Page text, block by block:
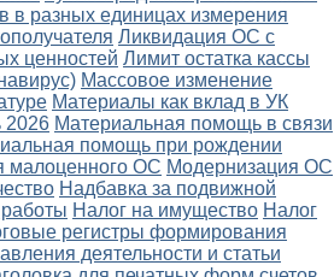
в разных единицах измерения
Ликвидация ОС с
ценностей Лимит остатка кассы
Массовое изменение
Материалы как вклад в УК
2026 Материальная помощь в связи
помощь при рождении
малоценного ОС Модернизация ОС
Надбавка за подвижной
Налог на имущество Налог
регистры формирования
деятельности и статьи